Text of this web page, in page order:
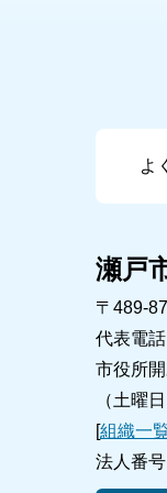
よ
瀬戸
〒489-
代表電
市役所
（土曜
[組織一
法人番号